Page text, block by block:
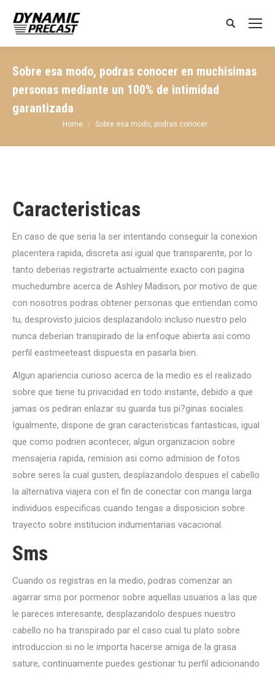
Search:
Sobre esa modo, podras conocer en muchisimas
personas mediante un 100% de intimidad
garantizada
You are here:
Home Sobre esa modo, podras conocer…
Caracteristicas
En caso de que seri­a la ser intentando conseguir la conexion
placentera rapida, discreta asi­ igual que transparente, por lo
tanto deberias registrarte actualmente exacto con pagina
muchedumbre acerca de Ashley Madison, por motivo de que
con nosotros podras obtener personas que entiendan como
tu, desprovisto juicios desplazandolo incluso nuestro pelo
nunca deberian transpirado de la enfoque abierta asi­ como
perfil eastmeeteast dispuesta en pasarla bien.
Algun apariencia curioso acerca de la medio es el realizado
sobre que tiene tu privacidad en todo instante, debido a que
jamas os pediran enlazar su guarda tus pi?ginas sociales.
Igualmente, dispone de gran caracteristicas fantasticas, igual
que como podri­en acontecer, algun organizacion sobre
mensajeria rapida, remision asi­ como admision de fotos
sobre seres la cual gusten, desplazandolo despues el cabello
la alternativa viajera con el fin de conectar con manga larga
individuos especificas cuando tengas a disposicion sobre
trayecto sobre institucion indumentarias vacacional.
Sms
Cuando os registras en la medio, podras comenzar an
agarrar sms por pormenor sobre aquellas usuarios a las que
le pareces interesante, desplazandolo despues nuestro
cabello no ha transpirado par el caso cual tu plato sobre
introduccion si no le importa hacerse amiga de la grasa
sature, continuamente puedes gestionar tu perfil adicionando